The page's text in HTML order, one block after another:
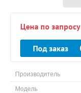
Цена по запросу
Под заказ
Производитель
Модель